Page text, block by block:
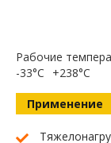
Рабочие
-33°C
+238°C
Применение